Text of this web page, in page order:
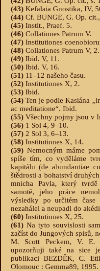
(43) Kefalaia Gnostika, IV,
(44) Cf. BUNGE, G. Op.
(45) Instit., Praef. 5.
(46) Collationes Patrum V.
(47) Institutiones
(48) Collationes Patrum V, 2.
(49) Ibid. V, 11.
(50) Ibid. V, 16.
(51) 11–12 našeho času.
(52) Institutiones X, 2.
(53) Ibid.
(54)Ten je podle Kasiána
ac meditatione“. Ibid.
(55) Všechny pojmy jsou v
(56) 1 Sol 4, 9–10.
(57) 2 Sol 3, 6–13.
(58) Institutiones X, 14.
(59) Nemocným máme
spíše tím, co vyděláme
kapitálu (de abundantiae
štědrosti a bohatství
mnicha Pavla, který
samotě, jeho práce
výsledky po určitém
nezahálel a neupadl do
(60) Institutiones X, 25.
(61) Na tyto souvislosti
začíst do Jungových spisů,
M. Scott Peckem, V. E.
upozorňuji také na sice
publikaci BEZDĚK, C.
Olomouc : Gemma89, 1995.